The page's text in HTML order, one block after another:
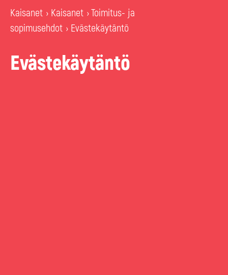
Kaisanet › Kaisanet › Toimitus- ja
sopimusehdot › Evästekäytäntö
Evästekäytäntö